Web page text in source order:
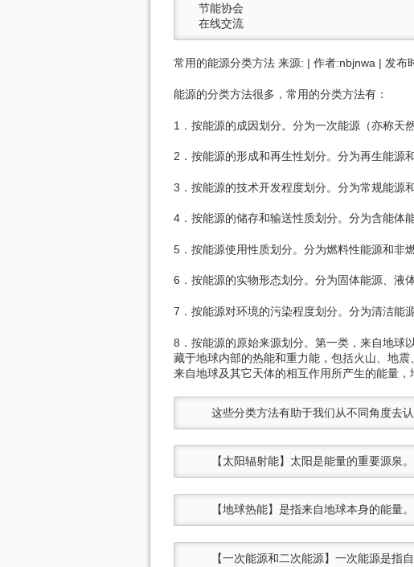
  节能协会
  在线交流
常用的能源分类方法 来源: | 作者:nbjnwa | 发
能源的分类方法很多，常用的分类方法有：
1．按能源的成因划分。分为一次能源（亦称天
2．按能源的形成和再生性划分。分为再生能源
3．按能源的技术开发程度划分。分为常规能源和
4．按能源的储存和输送性质划分。分为含能体
5．按能源使用性质划分。分为燃料性能源和非
6．按能源的实物形态划分。分为固体能源、液
7．按能源对环境的污染程度划分。分为清洁能
8．按能源的原始来源划分。第一类，来自地球
藏于地球内部的热能和重力能，包括火山、地
来自地球及其它天体的相互作用所产生的能量
这些分类方法有助于我们从不同角度去
【太阳辐射能】太阳是能量的重要源泉
【地球热能】是指来自地球本身的能量
【一次能源和二次能源】一次能源是指